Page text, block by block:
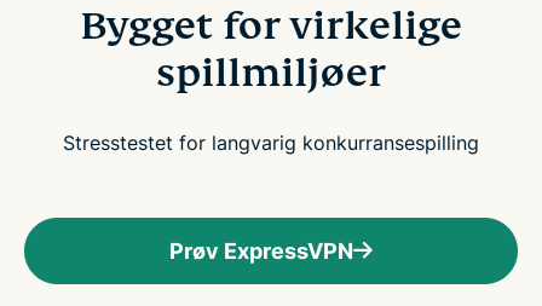
Bygget for virkelige
spillmiljøer
Stresstestet for langvarig konkurransespilling
Prøv ExpressVPN